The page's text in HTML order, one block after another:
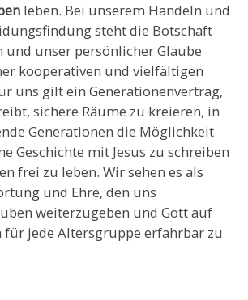
leben. Bei unserem Handeln und
steht die Botschaft
und unser persönlicher Glaube
kooperativen und vielfältigen
uns gilt ein Generationenvertrag,
sichere Räume zu kreieren, in
Generationen die Möglichkeit
Geschichte mit Jesus zu schreiben
frei zu leben. Wir sehen es als
und Ehre, den uns
weiterzugeben und Gott auf
für jede Altersgruppe erfahrbar zu